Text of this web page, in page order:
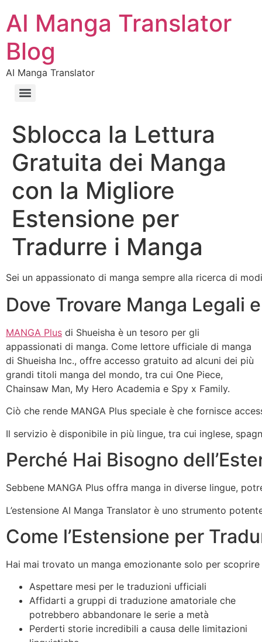
AI Manga Translator
Blog
AI Manga Translator
Sblocca la Lettura
Gratuita dei Manga
con la Migliore
Estensione per
Tradurre i Manga
Sei un appassionato di manga sempre alla ricerca di
Dove Trovare Manga Legali
MANGA Plus di Shueisha è un tesoro per gli
appassionati di manga. Come lettore ufficiale di manga
di Shueisha Inc., offre accesso gratuito ad alcuni dei più
grandi titoli manga del mondo, tra cui One Piece,
Chainsaw Man, My Hero Academia e Spy x Family.
Ciò che rende MANGA Plus speciale è che fornisce
Il servizio è disponibile in più lingue, tra cui inglese,
Perché Hai Bisogno
Sebbene MANGA Plus offra manga in diverse lingue,
L’estensione AI Manga Translator è uno strumento
Come l’Estensione per
Hai mai trovato un manga emozionante solo per
Aspettare mesi per le traduzioni ufficiali
Affidarti a gruppi di traduzione amatoriale che
potrebbero abbandonare le serie a metà
Perderti storie incredibili a causa delle limitazioni